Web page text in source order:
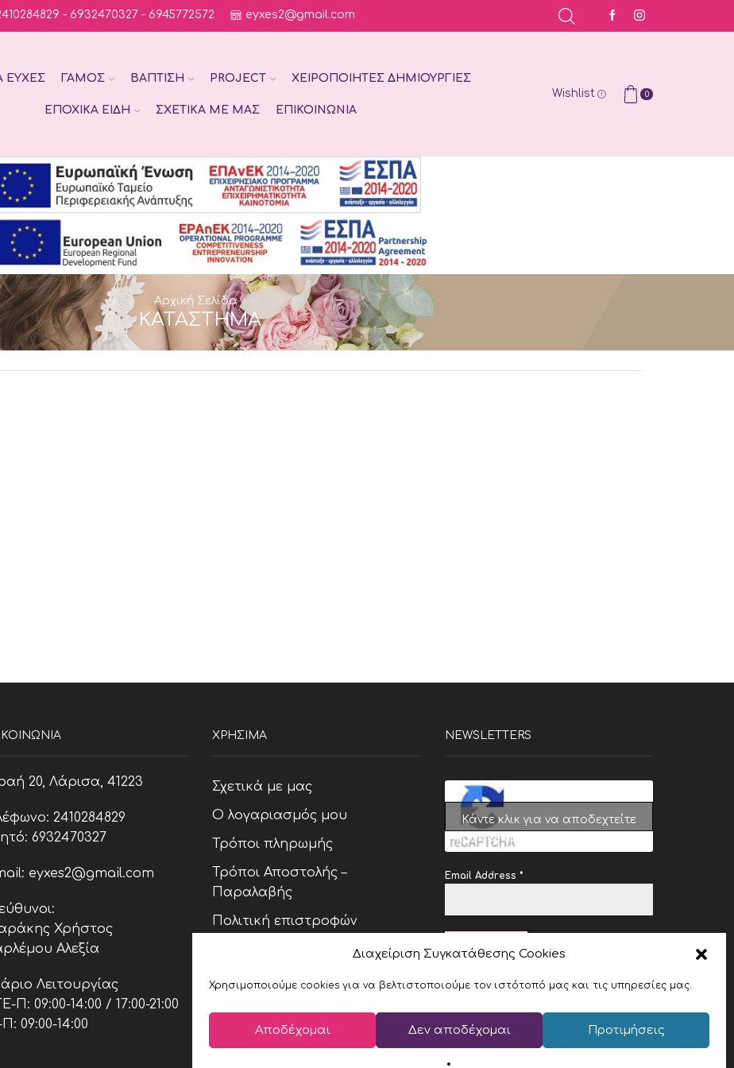
Διαχείριση Συγκατάθεσης Cookies
Χρησιμοποιούμε cookies για να βελτιστοποιούμε τον ιστότοπό μας και τις υπηρεσίες μας.
Αποδέχομαι Δεν αποδέχομαι Προτιμήσεις
- 6932470327 - 6945772572 eyxes2@gmail.com
ΕΥΧΈΣ ΓΆΜΟΣ ΒΆΠΤΙΣΗ PROJECT ΧΕΙΡΟΠΟΊΗΤΕΣ ΔΗΜΙΟΥΡΓΊΕΣ
ΕΠΟΧΙΚΆ ΕΊΔΗ ΣΧΕΤΙΚΆ ΜΕ ΜΑΣ ΕΠΙΚΟΙΝΩΝΊΑ
Wishlist 0
Αρχική Σελίδα
ΚΑΤΆΣΤΗΜΑ
20, Λάρισα, 41223
2410284829
6932470327
eyxes2@gmail.com
Χρήστος
Αλεξία
Λειτουργίας
Π: 09:00-14:00 / 17:00-21:00
09:00-14:00
ΧΡΗΣΙΜΑ
Σχετικά με μας
Ο λογαριασμός μου
Τρόποι πληρωμής
Τρόποι Αποστολής –
Παραλαβής
Πολιτική επιστροφών
Όροι και Προϋποθέσεις
NEWSLETTERS
Κάντε κλικ για να αποδεχτείτε
cookies εμπορικής προώθησης
περιεχόμενο
Email Address *
SUBSCRIBE